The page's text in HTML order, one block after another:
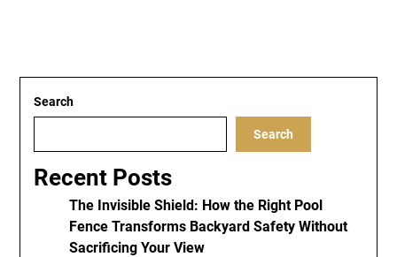
Search
Search
Recent Posts
The Invisible Shield: How the Right Pool
Fence Transforms Backyard Safety Without
Sacrificing Your View